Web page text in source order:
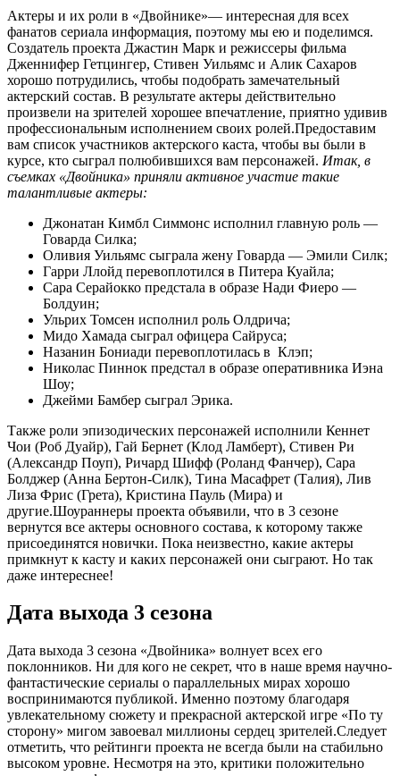
Актеры и их роли в «Двойнике»— интересная для всех
фанатов сериала информация, поэтому мы ею и поделимся.
Создатель проекта Джастин Марк и режиссеры фильма
Дженнифер Гетцингер, Стивен Уильямс и Алик Сахаров
хорошо потрудились, чтобы подобрать замечательный
актерский состав. В результате актеры действительно
произвели на зрителей хорошее впечатление, приятно удивив
профессиональным исполнением своих ролей.Предоставим
вам список участников актерского каста, чтобы вы были в
курсе, кто сыграл полюбившихся вам персонажей. Итак, в
съемках «Двойника» приняли активное участие такие
талантливые актеры:
Джонатан Кимбл Симмонс исполнил главную роль —
Говарда Силка;
Оливия Уильямс сыграла жену Говарда — Эмили Силк;
Гарри Ллойд перевоплотился в Питера Куайла;
Сара Серайокко предстала в образе Нади Фиеро —
Болдуин;
Ульрих Томсен исполнил роль Олдрича;
Мидо Хамада сыграл офицера Сайруса;
Назанин Бониади перевоплотилась в Клэп;
Николас Пиннок предстал в образе оперативника Иэна
Шоу;
Джейми Бамбер сыграл Эрика.
Также роли эпизодических персонажей исполнили Кеннет
Чои (Роб Дуайр), Гай Бернет (Клод Ламберт), Стивен Ри
(Александр Поуп), Ричард Шифф (Роланд Фанчер), Сара
Болджер (Анна Бертон-Силк), Тина Масафрет (Талия), Лив
Лиза Фрис (Грета), Кристина Пауль (Мира) и
другие.Шоураннеры проекта объявили, что в 3 сезоне
вернутся все актеры основного состава, к которому также
присоединятся новички. Пока неизвестно, какие актеры
примкнут к касту и каких персонажей они сыграют. Но так
даже интереснее!
Дата выхода 3 сезона
Дата выхода 3 сезона «Двойника» волнует всех его
поклонников. Ни для кого не секрет, что в наше время научно-
фантастические сериалы о параллельных мирах хорошо
воспринимаются публикой. Именно поэтому благодаря
увлекательному сюжету и прекрасной актерской игре «По ту
сторону» мигом завоевал миллионы сердец зрителей.Следует
отметить, что рейтинги проекта не всегда были на стабильно
высоком уровне. Несмотря на это, критики положительно